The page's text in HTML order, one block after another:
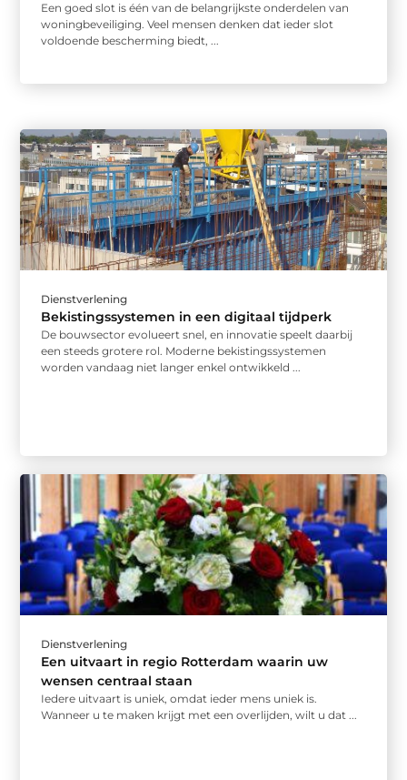
Een goed slot is één van de belangrijkste onderdelen van
woningbeveiliging. Veel mensen denken dat ieder slot
voldoende bescherming biedt, ...
Dienstverlening
Bekistingssystemen in een digitaal tijdperk
De bouwsector evolueert snel, en innovatie speelt daarbij
een steeds grotere rol. Moderne bekistingssystemen
worden vandaag niet langer enkel ontwikkeld ...
Dienstverlening
Een uitvaart in regio Rotterdam waarin uw
wensen centraal staan
Iedere uitvaart is uniek, omdat ieder mens uniek is.
Wanneer u te maken krijgt met een overlijden, wilt u dat ...